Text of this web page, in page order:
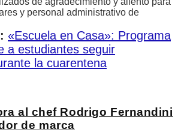
y personal administrativo de
«Escuela en Casa»: Programa
a estudiantes seguir
la cuarentena
al chef Rodrigo Fernandini
de marca